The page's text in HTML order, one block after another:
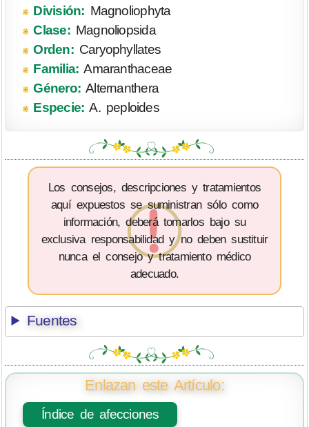
División: Magnoliophyta
Clase:Magnoliopsida
Orden:Caryophyllates
Familia: Amaranthaceae
Género: Alternanthera
Especie: A. peploides
Los consejos, descripciones y tratamientos
aquí expuestos se suministran sólo como
información, deberá tomarlos bajo su
exclusiva responsabilidad y no deben sustituir
nunca el consejo y tratamiento médico
adecuado.
Fuentes
Enlazan este Artículo:
Índice de afecciones